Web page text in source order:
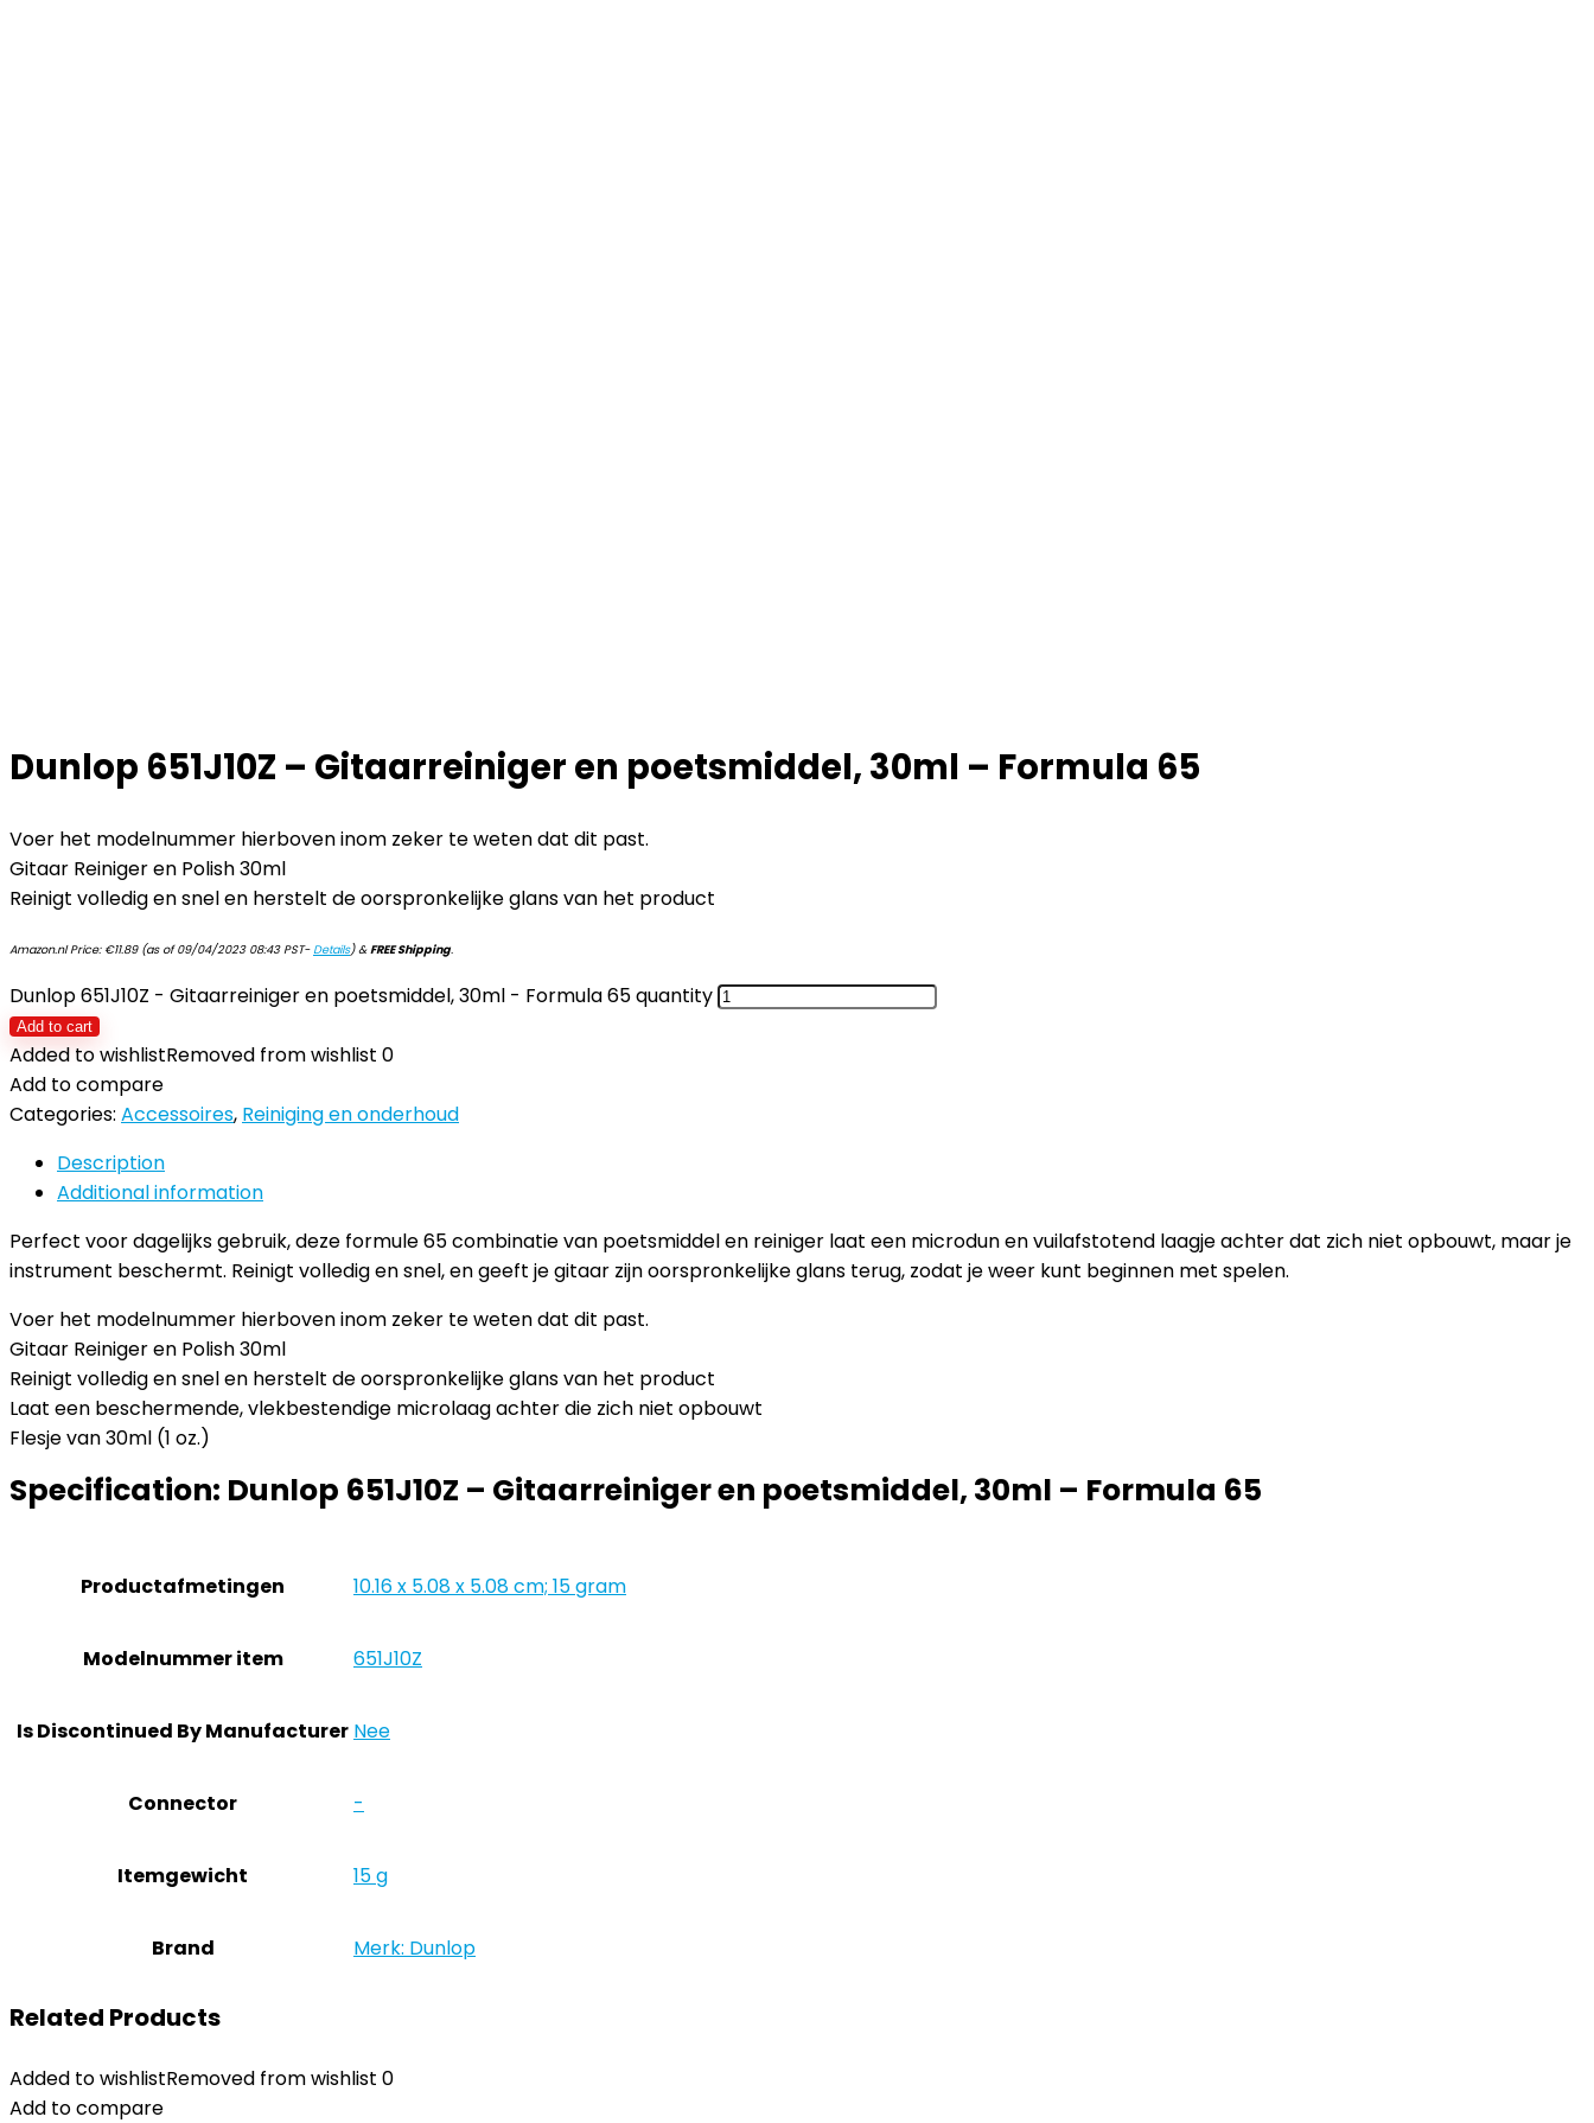
Dunlop 651J10Z – Gitaarreiniger en poetsmiddel, 30ml – Formula 65
Voer het modelnummer hierboven inom zeker te weten dat dit past.
Gitaar Reiniger en Polish 30ml
Reinigt volledig en snel en herstelt de oorspronkelijke glans van het product
Amazon.nl Price: €11.89(as of 09/04/2023 08:43 PST-Details)&FREE Shipping.
Dunlop 651J10Z - Gitaarreiniger en poetsmiddel, 30ml - Formula 65 quantity
Add to cart
Added to wishlistRemoved from wishlist 0
Add to compare
Categories: Accessoires, Reiniging en onderhoud
Description
Additional information
Perfect voor dagelijks gebruik, deze formule 65 combinatie van poetsmiddel en reiniger laat een microdun en vuilafstotend laagje achter dat zich niet opbouwt, maar je
instrument beschermt. Reinigt volledig en snel, en geeft je gitaar zijn oorspronkelijke glans terug, zodat je weer kunt beginnen met spelen.
Voer het modelnummer hierboven inom zeker te weten dat dit past.
Gitaar Reiniger en Polish 30ml
Reinigt volledig en snel en herstelt de oorspronkelijke glans van het product
Laat een beschermende, vlekbestendige microlaag achter die zich niet opbouwt
Flesje van 30ml (1 oz.)
Specification: Dunlop 651J10Z – Gitaarreiniger en poetsmiddel, 30ml – Formula 65
Productafmetingen ‎10.16 x 5.08 x 5.08 cm; 15 gram
Modelnummer item ‎651J10Z
Is Discontinued By Manufacturer ‎Nee
Connector ‎-
Itemgewicht ‎15 g
Brand Merk: Dunlop
Related Products
Added to wishlistRemoved from wishlist 0
Add to compare